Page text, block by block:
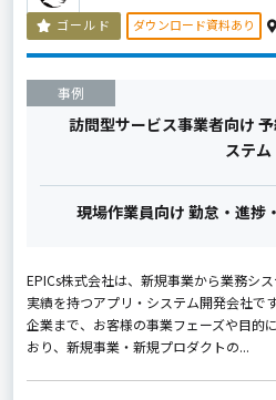
ゴールド ダウンロード資料あり
事例
訪問型サービス事業者向け
ステム
現場作業員向け 勤怠・進捗
EPICs株式会社は、新規事業から業務シ
実績を持つアプリ・システム開発会社で
企業まで、お客様の事業フェーズや目的
おり、新規事業・新規プロダクトの...